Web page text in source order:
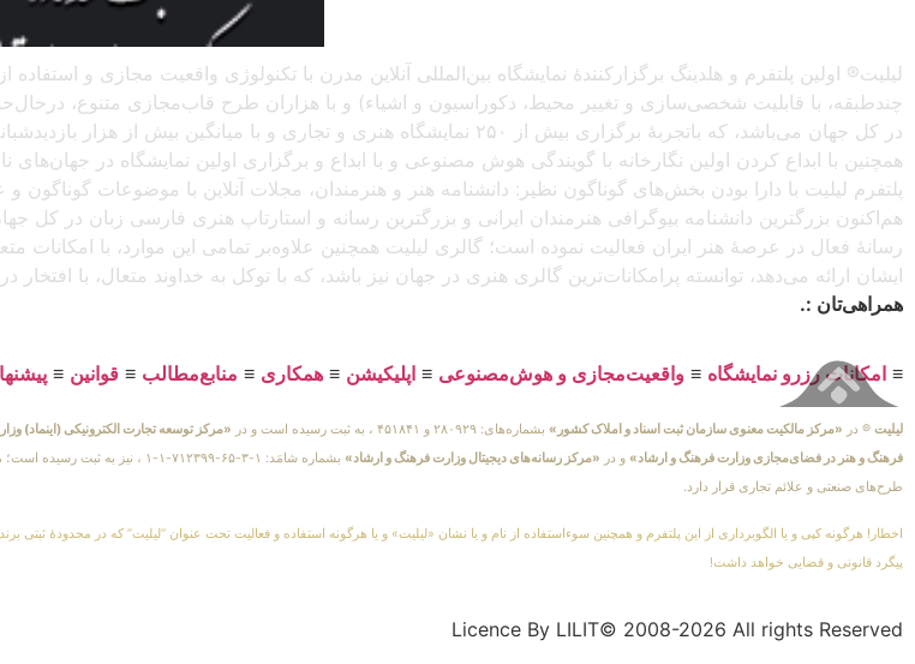
لیلیت® اولین پلتفرم و هلدینگ برگزارکنندهٔ نمایشگاه بین‌المللی آنلاین مدرن با تکنولوژی واقعیت مجازی و
چندطبقه، با قابلیت شخصی‌سازی و تغییر محیط، دکوراسیون و اشیاء) و با هزاران طرح قاب‌مجازی متنوع،
در کل جهان می‌باشد، که باتجربهٔ برگزاری بیش از ۲۵۰ نمایشگاه هنری و تجاری و
همچنین با ابداع کردن اولین نگارخانه با گویندگی هوش مصنوعی و با ابداع و برگزاری اولین نمایشگاه در
پلتفرم لیلیت با دارا بودن بخش‌های گوناگون نظیر: دانشنامه هنر و هنرمندان، مجلات آنلاین با موضوعات گوناگون
هم‌اکنون بزرگترین دانشنامه بیوگرافی هنرمندان ایرانی و بزرگترین رسانه و استارتاپ هنری فارسی زبان در
رسانهٔ فعال در عرصهٔ هنر ایران فعالیت نموده است؛ گالری لیلیت همچنین علاوه‌بر تمامی این موارد، با امکانات
ایشان ارائه می‌دهد، توانسته پرامکانات‌ترین گالری هنری در جهان نیز باشد، که با توکل به خداوند متعال، با
همراهی‌تان :.
≡ امکانات رزرو نمایشگاه ≡ واقعیت‌مجازی و هوش‌مصنوعی ≡ اپلیکیشن ≡ همکاری ≡ منابع‌مطالب ≡ قوانین ≡
لیلیت ® در «مرکز مالکیت معنوی سازمان ثبت اسناد و املاک کشور» بشماره‌های: ۲۸۰۹۲۹ و ۴۵۱۸۴۱ ، به ثبت رسیده است و در «مرکز توسعه تجارت الکترونیکی (اینماد)
فرهنگ و هنر در فضای‌مجازی وزارت فرهنگ و ارشاد» و در «مرکز رسانه‌های دیجیتال وزارت فرهنگ و ارشاد»
بشماره شامَد: ۱-۳-۶۵-۷۱۲۳۹۹-
طرح‌های صنعتی و علائم تجاری قرار دارد.
اخطار! هرگونه کپی و یا الگوبرداری از این پلتفرم و همچنین سوءاستفاده از نام و یا نشان «لیلیت» و یا هرگونه استفاده و فعالیت تحت عنوان “لیلیت” که در محدودهٔ ثبتی
پیگرد قانونی و قضایی خواهد داشت!
Licence By LILIT© 2008-2026 All rights Reserved